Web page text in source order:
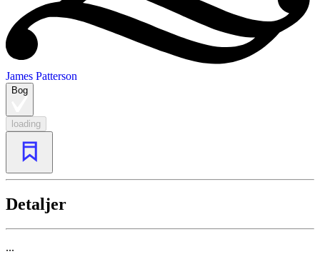
James Patterson
Bog
loading
Detaljer
...